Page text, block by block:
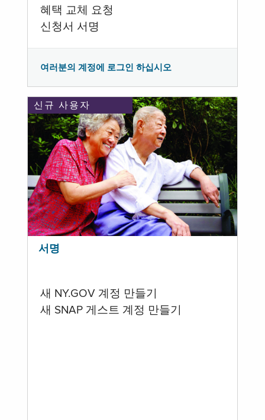
혜택 교체 요청
신청서 서명
여러분의 계정에 로그인 하십시오
신규 사용자
서명
새 NY.GOV 계정 만들기
새 SNAP 게스트 계정 만들기